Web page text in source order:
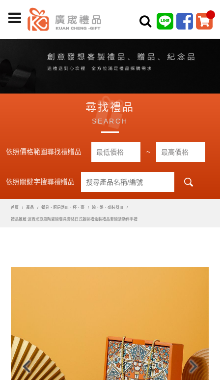
尋找禮品
SEARCH
依照價格範圍尋找禮贈品 ~
依照關鍵字搜尋禮贈品
首頁 產品 餐具、廚房器皿、杯、壺 碗、盤、盛裝器皿
禮品推薦 波西米亞風陶瓷碗餐具套裝日式飯碗禮盒裝禮品套碗活動伴手禮